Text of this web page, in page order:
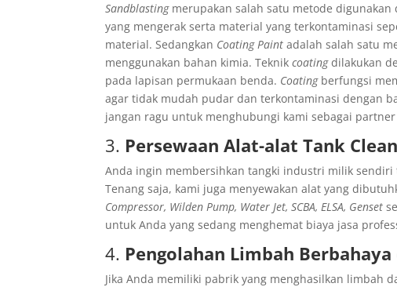
Sandblastingmerupakan salah satu metode
yang mengerak serta material yang terkontaminasi
material. Sedangkan Coating Paint adalah salah satu
menggunakan bahan kimia. Teknikcoatingdilakukan
pada lapisan permukaan benda. Coatingberfungsi
agar tidak mudah pudar dan terkontaminasi dengan
jangan ragu untuk menghubungi kami sebagai
3. Persewaan Alat-alat Tank
Anda ingin membersihkan tangki industri milik
Tenang saja, kami juga menyewakan alat yang
Compressor, Wilden Pump, Water Jet, SCBA, ELSA, Genset
untuk Anda yang sedang menghemat biaya jasa
4. Pengolahan Limbah Berbahaya
Jika Anda memiliki pabrik yang menghasilkan limbah